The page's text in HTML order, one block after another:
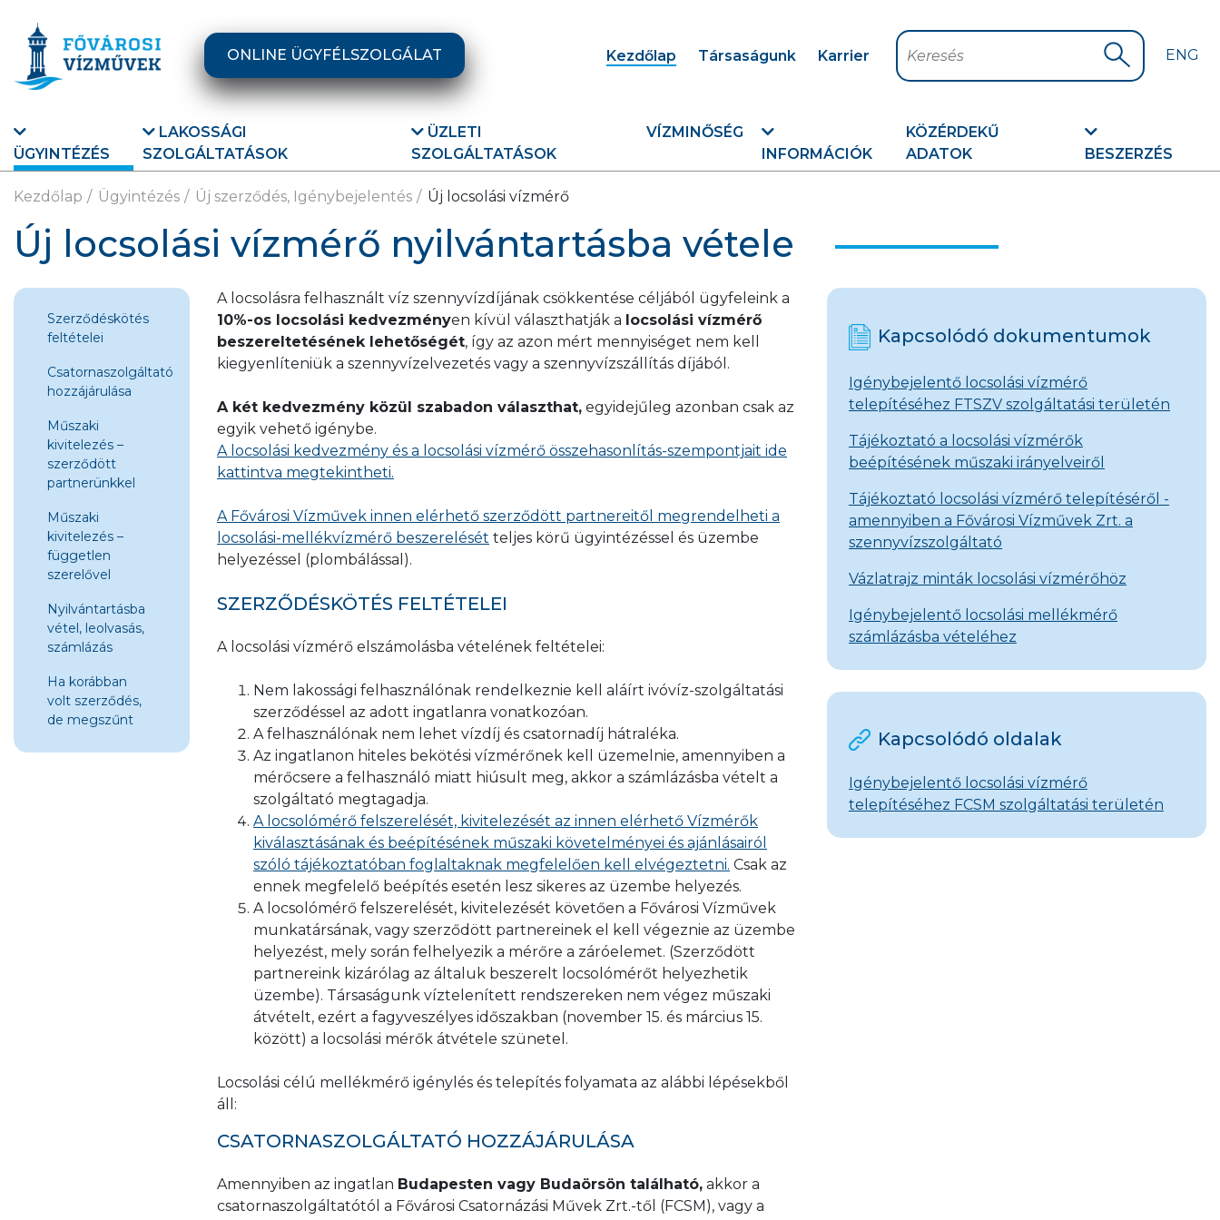
ONLINE ÜGYFÉLSZOLGÁLAT Kezdőlap Társaságunk Karrier Keresés Keresés
ENG
ÜGYINTÉZÉS
LAKOSSÁGI
SZOLGÁLTATÁSOK
ÜZLETI
SZOLGÁLTATÁSOK
VÍZMINŐSÉG
INFORMÁCIÓK
KÖZÉRDEKŰ
ADATOK
BESZERZÉS
Kezdőlap Ügyintézés Új szerződés, Igénybejelentés Új locsolási vízmérő
Új locsolási vízmérő nyilvántartásba vétele
Szerződéskötés
feltételei
Csatornaszolgáltató
hozzájárulása
Műszaki
kivitelezés –
szerződött
partnerünkkel
Műszaki
kivitelezés –
független
szerelővel
Nyilvántartásba
vétel, leolvasás,
számlázás
Ha korábban
volt szerződés,
de megszűnt
A locsolásra felhasznált víz szennyvízdíjának csökkentése céljából ügyfeleink a
10%-os locsolási kedvezményen kívül választhatják a locsolási vízmérő
beszereltetésének lehetőségét, így az azon mért mennyiséget nem kell
kiegyenlíteniük a szennyvízelvezetés vagy a szennyvízszállítás díjából.
A két kedvezmény közül szabadon választhat, egyidejűleg azonban csak az
egyik vehető igénybe.
A locsolási kedvezmény és a locsolási vízmérő összehasonlítás-szempontjait ide
kattintva megtekintheti.
A Fővárosi Vízművek innen elérhető szerződött partnereitől megrendelheti a
locsolási-mellékvízmérő beszerelését teljes körű ügyintézéssel és üzembe
helyezéssel (plombálással).
SZERZŐDÉSKÖTÉS FELTÉTELEI
A locsolási vízmérő elszámolásba vételének feltételei:
Nem lakossági felhasználónak rendelkeznie kell aláírt ivóvíz-szolgáltatási
szerződéssel az adott ingatlanra vonatkozóan.
A felhasználónak nem lehet vízdíj és csatornadíj hátraléka.
Az ingatlanon hiteles bekötési vízmérőnek kell üzemelnie, amennyiben a
mérőcsere a felhasználó miatt hiúsult meg, akkor a számlázásba vételt a
szolgáltató megtagadja.
A locsolómérő felszerelését, kivitelezését az innen elérhető Vízmérők
kiválasztásának és beépítésének műszaki követelményei és ajánlásairól
szóló tájékoztatóban foglaltaknak megfelelően kell elvégeztetni. Csak az
ennek megfelelő beépítés esetén lesz sikeres az üzembe helyezés.
A locsolómérő felszerelését, kivitelezését követően a Fővárosi Vízművek
munkatársának, vagy szerződött partnereinek el kell végeznie az üzembe
helyezést, mely során felhelyezik a mérőre a záróelemet. (Szerződött
partnereink kizárólag az általuk beszerelt locsolómérőt helyezhetik
üzembe). Társaságunk víztelenített rendszereken nem végez műszaki
átvételt, ezért a fagyveszélyes időszakban (november 15. és március 15.
között) a locsolási mérők átvétele szünetel.
Locsolási célú mellékmérő igénylés és telepítés folyamata az alábbi lépésekből
áll:
CSATORNASZOLGÁLTATÓ HOZZÁJÁRULÁSA
Amennyiben az ingatlan Budapesten vagy Budaörsön található, akkor a
csatornaszolgáltatótól a Fővárosi Csatornázási Művek Zrt.-től (FCSM), vagy a
Kapcsolódó dokumentumok
Igénybejelentő locsolási vízmérő
telepítéséhez FTSZV szolgáltatási területén
Tájékoztató a locsolási vízmérők
beépítésének műszaki irányelveiről
Tájékoztató locsolási vízmérő telepítéséről -
amennyiben a Fővárosi Vízművek Zrt. a
szennyvízszolgáltató
Vázlatrajz minták locsolási vízmérőhöz
Igénybejelentő locsolási mellékmérő
számlázásba vételéhez
Kapcsolódó oldalak
Igénybejelentő locsolási vízmérő
telepítéséhez FCSM szolgáltatási területén